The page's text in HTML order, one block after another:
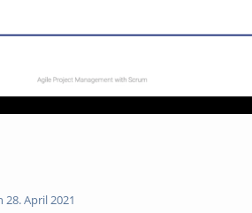
April 2021